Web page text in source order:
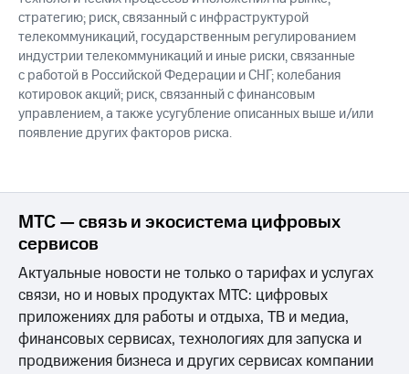
стратегию; риск, связанный с инфраструктурой
телекоммуникаций, государственным регулированием
индустрии телекоммуникаций и иные риски, связанные
с работой в Российской Федерации и СНГ; колебания
котировок акций; риск, связанный с финансовым
управлением, а также усугубление описанных выше и/или
появление других факторов риска.
МТС — связь и экосистема цифровых
сервисов
Актуальные новости не только о тарифах и услугах
связи, но и новых продуктах МТС: цифровых
приложениях для работы и отдыха, ТВ и медиа,
финансовых сервисах, технологиях для запуска и
продвижения бизнеса и других сервисах компании